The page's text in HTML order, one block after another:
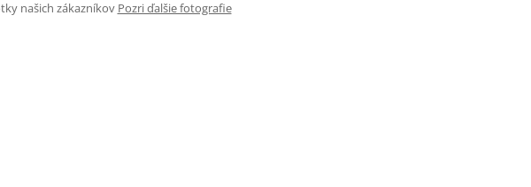
našich zákazníkov Pozri ďalšie fotografie